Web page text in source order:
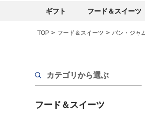
ギフト フード＆スイーツ
TOP フード＆スイーツ パン・ジャ
カテゴリから選ぶ
フード＆スイーツ